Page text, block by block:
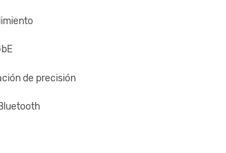
de precisión